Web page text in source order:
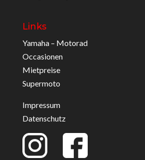
Links
Yamaha – Motorad
Occasionen
Mietpreise
Supermoto
Impressum
Datenschutz